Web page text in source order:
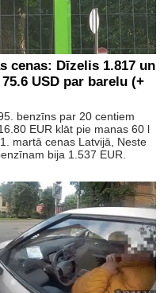
cenas: Dīzelis 1.817 un
USD par barelu (+
benzīns par 20 centiem
EUR klāt pie manas 60 l
martā cenas Latvijā, Neste
bija 1.537 EUR.